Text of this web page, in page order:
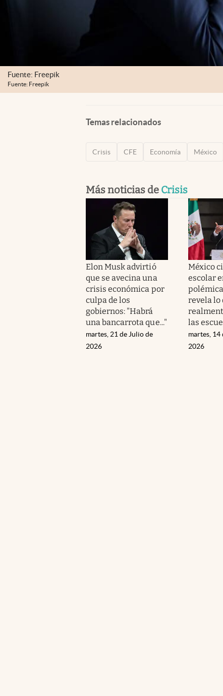
Fuente: Freepik
Fuente: Freepik
Temas relacionados
Crisis CFE Economía México
Más noticias de Crisis
Elon Musk advirtió
que se avecina una
crisis económica por
culpa de los
gobiernos: "Habrá
una bancarrota que..."
martes, 21 de Julio de
2026
México
escolar
revela lo
las
martes, 14
2026